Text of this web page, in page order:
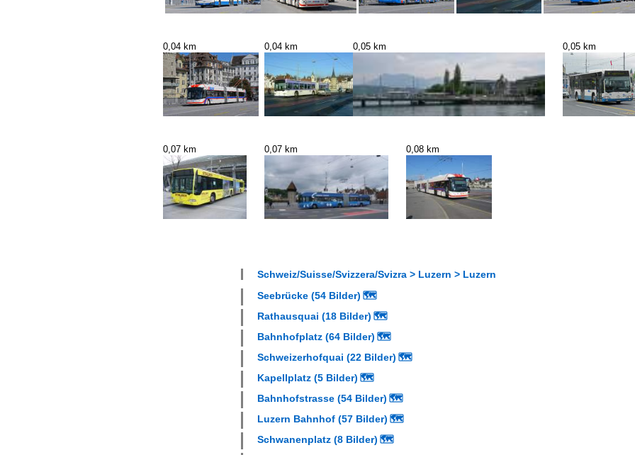
0,04 km 0,04 km 0,05 km 0,05 km
0,07 km 0,07 km 0,08 km
Schweiz/Suisse/Svizzera/Svizra > Luzern > Luzern
Seebrücke (54 Bilder) 🗺
Rathausquai (18 Bilder) 🗺
Bahnhofplatz (64 Bilder) 🗺
Schweizerhofquai (22 Bilder) 🗺
Kapellplatz (5 Bilder) 🗺
Bahnhofstrasse (54 Bilder) 🗺
Luzern Bahnhof (57 Bilder) 🗺
Schwanenplatz (8 Bilder) 🗺